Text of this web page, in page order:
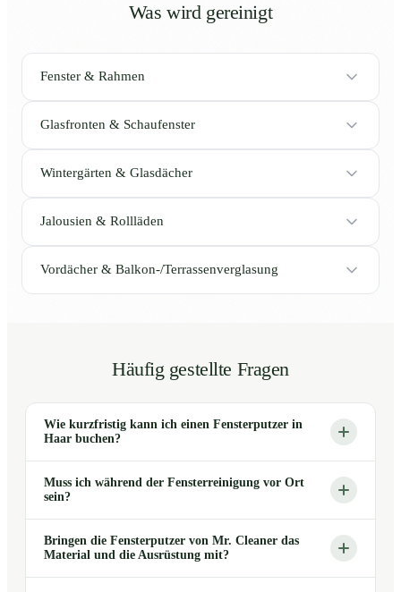
Was wird gereinigt
Fenster & Rahmen
Glasfronten & Schaufenster
Wintergärten & Glasdächer
Jalousien & Rollläden
Vordächer & Balkon-/Terrassenverglasung
Häufig gestellte Fragen
Wie kurzfristig kann ich einen Fensterputzer in
Haar buchen?
Muss ich während der Fensterreinigung vor Ort
sein?
Bringen die Fensterputzer von Mr. Cleaner das
Material und die Ausrüstung mit?